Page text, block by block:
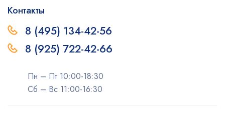
Контакты
8 (495) 134-42-56
8 (925) 722-42-66
Пн – Пт 10:00-18:30
Сб – Вс 11:00-16:30